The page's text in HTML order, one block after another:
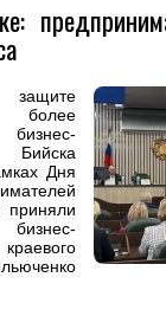
более
Бийска
Дня
приняли